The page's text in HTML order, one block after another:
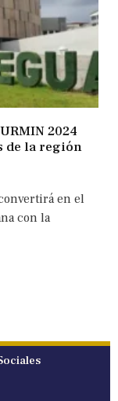
2024
de la región
en el
con la